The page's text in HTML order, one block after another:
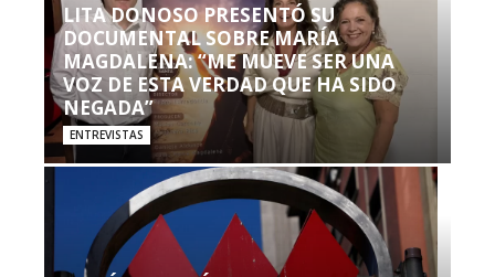
LITA DONOSO PRESENTÓ SU
DOCUMENTAL SOBRE MARÍA
MAGDALENA: “ME MUEVE SER UNA
VOZ DE ESTA VERDAD QUE HA SIDO
NEGADA”
ENTREVISTAS